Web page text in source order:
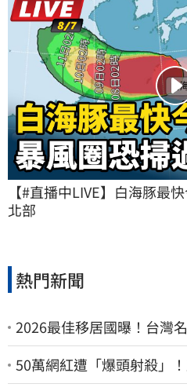
【#直播中LIVE】白海豚最
北部
熱門新聞
2026最佳移居國曝！台灣
50萬網紅遭「爆頭射殺」